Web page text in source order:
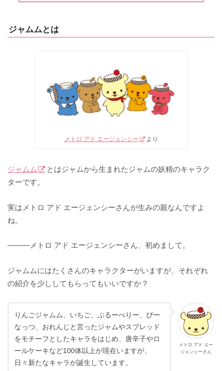
ジャムムとは
メトロ アド エージェンシー より
ジャムム
とはジャムから生まれたジャムの妖精のキャラク
ターです。
実はメトロ アド エージェンシーさんが生みの親なんですよ
ね。
———メトロ アド エージェンシーさん、初めまして。
ジャムムにはたくさんのキャラクターがいますが、それぞれ
の紹介を少ししてもらってもいいですか？
メトロ アド エー
ジェンシーさん
りんごジャムム、いちご、ぶるーべりー、ぴー
なっつ、おれんじと言ったジャムやスプレッド
をモチーフとしたキャラをはじめ、唐辛子やロ
ールケーキなど100体以上が現在いますが、
日々新たなキャラが誕生しています。